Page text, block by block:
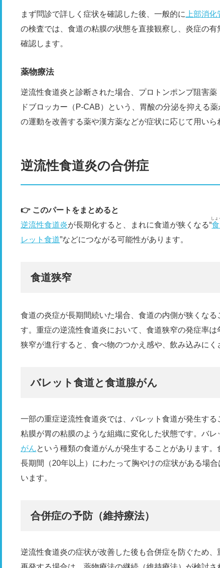
まず問診で詳しく症状を確認した後、一般的に 上部消
の検査では、食道の粘膜の状態を直接観察し、炎症の
確認します。
薬物療法
逆流性食道炎と診断された場合、プロトンポンプ阻害
ドブロッカー（P-CAB）という、胃酸の分泌を抑える
の運動を改善する薬や漢方薬などが症状に応じて用いら
逆流性食道炎の合併症
👉 このパートをまとめると
逆流性食道炎が長期化すると、まれに食道が狭くなる“
しょ
レット食道”などにつながる可能性があります。
食道狭窄
食道の炎症が長期間続いた場合、食道の内側が狭くな
す。重症の逆流性食道炎において、食道狭窄の発症率
狭窄が進行すると、食べ物のつかえ感や、飲み込みに
バレット食道と食道腺がん
一部の重症逆流性食道炎では、バレット食道が発生す
粘膜が胃の粘膜のような組織に変化した状態です。バ
がんという種類の食道がんが発生することがあります
長期間（20年以上）にわたって胸やけの症状がある場
います。
合併症の予防（維持療法）
逆流性食道炎の症状が改善した後も合併症を防ぐため